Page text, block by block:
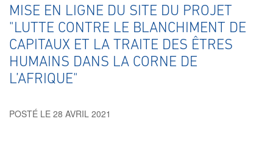
MISE EN LIGNE DU SITE DU PROJET
"LUTTE CONTRE LE BLANCHIMENT DE
CAPITAUX ET LA TRAITE DES ÊTRES
HUMAINS DANS LA CORNE DE
L’AFRIQUE"
POSTÉ LE 28 AVRIL 2021